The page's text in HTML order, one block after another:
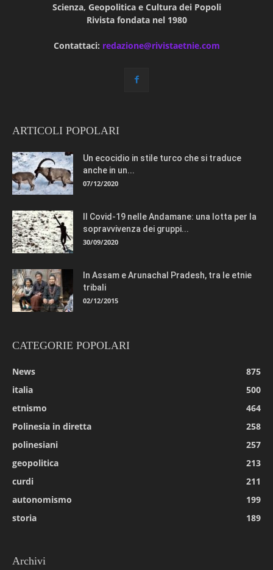
Scienza, Geopolitica e Cultura dei Popoli
Rivista fondata nel 1980
Contattaci: redazione@rivistaetnie.com
ARTICOLI POPOLARI
Un ecocidio in stile turco che si traduce
anche in un...
07/12/2020
Il Covid-19 nelle Andamane: una lotta per la
sopravvivenza dei gruppi...
30/09/2020
In Assam e Arunachal Pradesh, tra le etnie
tribali
02/12/2015
CATEGORIE POPOLARI
News
875
italia
500
etnismo
464
Polinesia in diretta
258
polinesiani
257
geopolitica
213
curdi
211
autonomismo
199
storia
189
Archivi